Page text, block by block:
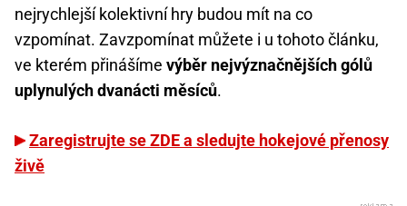
nejrychlejší kolektivní hry budou mít na co
vzpomínat. Zavzpomínat můžete i u tohoto článku,
ve kterém přinášíme výběr nejvýznačnějších gólů
uplynulých dvanácti měsíců.
Zaregistrujte se ZDE a sledujte hokejové přenosy
živě